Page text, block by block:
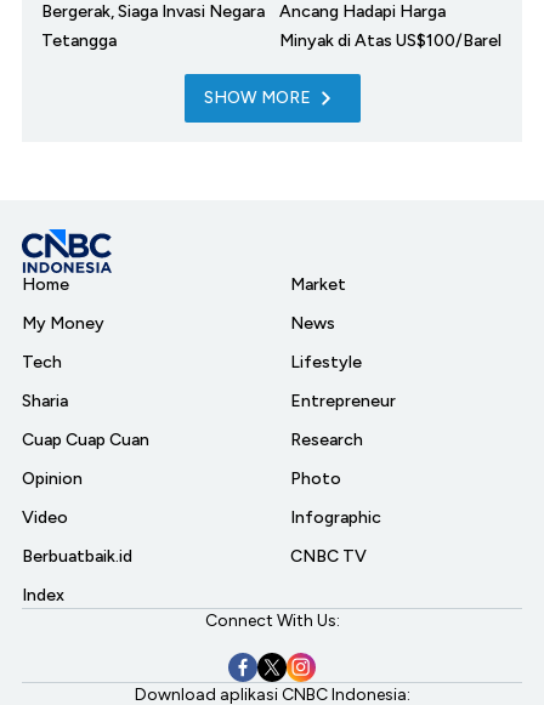
Bergerak, Siaga Invasi Negara
Tetangga
Ancang Hadapi Harga
Minyak di Atas US$100/Barel
SHOW MORE
Home
My Money
Tech
Sharia
Cuap Cuap Cuan
Opinion
Video
Berbuatbaik.id
Index
Market
News
Lifestyle
Entrepreneur
Research
Photo
Infographic
CNBC TV
Connect With Us:
Download aplikasi CNBC Indonesia: